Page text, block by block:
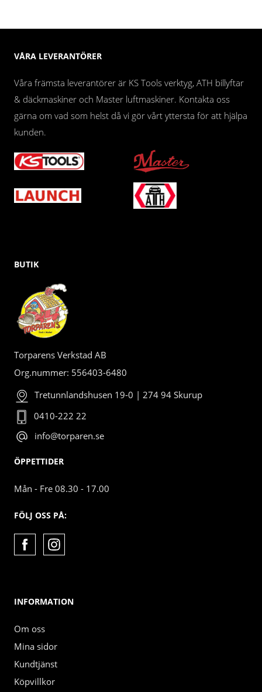
VÅRA LEVERANTÖRER
Våra främsta leverantörer är KS Tools verktyg, ATH billyftar
& däckmaskiner och Master luftmaskiner. Kontakta oss
gärna om vad som helst då vi gör vårt yttersta för att hjälpa
kunden.
BUTIK
Torparens Verkstad AB
Org.nummer: 556403-6480
Tretunnlandshusen 19-0 | 274 94 Skurup
0410-222 22
info@torparen.se
ÖPPETTIDER
Mån - Fre 08.30 - 17.00
FÖLJ OSS PÅ:
INFORMATION
Om oss
Mina sidor
Kundtjänst
Köpvillkor